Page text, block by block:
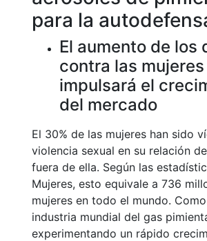
para la
El aumento de los
contra las mujeres
impulsará el
del mercado
El 30% de las mujeres han sido
violencia sexual en su relación
fuera de ella. Según las
Mujeres, esto equivale a 736
mujeres en todo el mundo.
industria mundial del gas
experimentando un rápido